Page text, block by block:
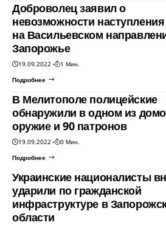
Доброволец заявил о
невозможности
на Васильевском
Запорожье
19.09.2022
1 Мин.
Подробнее
В Мелитополе полицейские
обнаружили в одном из
оружие и 90 патронов
19.09.2022
0 Мин.
Подробнее
Украинские националисты
ударили по гражданской
инфраструктуре в
области